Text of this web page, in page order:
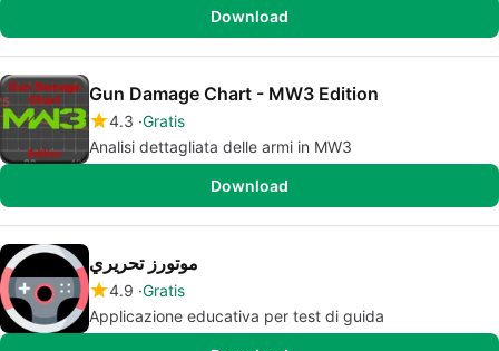
Download
Gun Damage Chart - MW3 Edition
4.3 Gratis
Analisi dettagliata delle armi in MW3
Download
موتورز تحريري
4.9 Gratis
Applicazione educativa per test di guida